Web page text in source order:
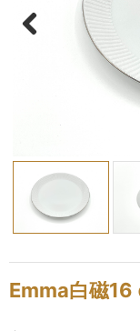
Emma
錦花唐草シリーズ
刷毛目シリーズ
銀彩シリーズ
SILVER
Emma白磁16